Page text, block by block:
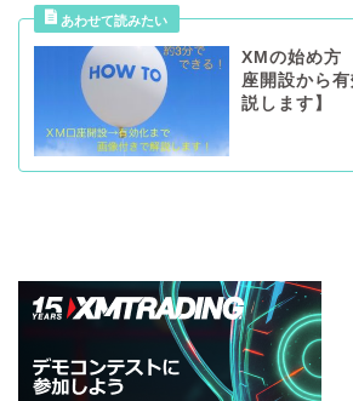
XMの始め方
座開設から
説します】